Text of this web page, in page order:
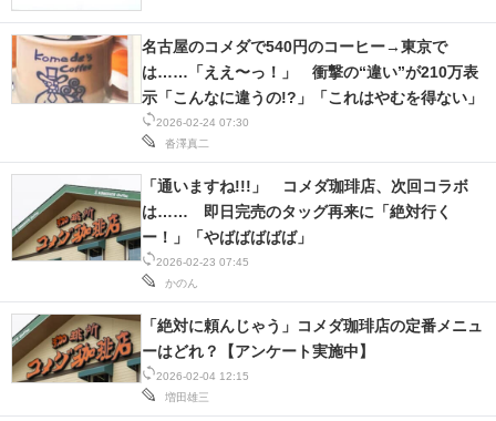
2026-02-24 07:30
沓澤真二
名古屋のコメダで540円のコーヒー→東京で
は……「ええ〜っ！」 衝撃の“違い”が210万表
示「こんなに違うの!?」「これはやむを得ない」
2026-02-23 07:45
かのん
「通いますね!!!」 コメダ珈琲店、次回コラボ
は…… 即日完売のタッグ再来に「絶対行く
ー！」「やばばばばば」
2026-02-04 12:15
増田雄三
「絶対に頼んじゃう」コメダ珈琲店の定番メニュ
ーはどれ？【アンケート実施中】